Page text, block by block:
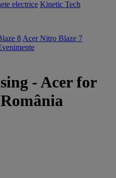
electrice Kinetic Tech
8 Acer Nitro Blaze 7
- Acer for